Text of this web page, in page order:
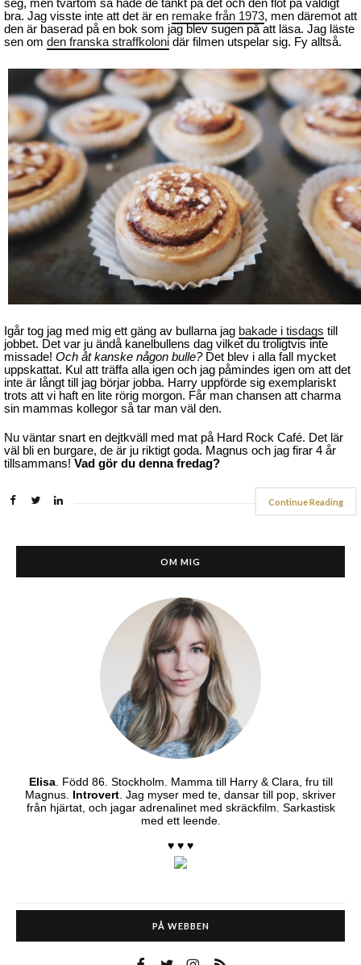
seg, men tvärtom så hade de tänkt på det och den flöt på väldigt
bra. Jag visste inte att det är en remake från 1973, men däremot att
den är baserad på en bok som jag blev sugen på att läsa. Jag läste
sen om den franska straffkoloni där filmen utspelar sig. Fy alltså.
Igår tog jag med mig ett gäng av bullarna jag bakade i tisdags till
jobbet. Det var ju ändå kanelbullens dag vilket du troligtvis inte
missade! Och åt kanske någon bulle?Det blev i alla fall mycket
uppskattat. Kul att träffa alla igen och jag påmindes igen om att det
inte är långt till jag börjar jobba. Harry uppförde sig exemplariskt
trots att vi haft en lite rörig morgon. Får man chansen att charma
sin mammas kollegor så tar man väl den.
Nu väntar snart en dejtkväll med mat på Hard Rock Café. Det lär
väl bli en burgare, de är ju riktigt goda. Magnus och jag firar 4 år
tillsammans! Vad gör du denna fredag?
Continue Reading
OM MIG
Elisa. Född 86. Stockholm. Mamma till Harry & Clara, fru till
Magnus. Introvert . Jag myser med te, dansar till pop, skriver
från hjärtat, och jagar adrenalinet med skräckfilm. Sarkastisk
med ett leende.
♥ ♥ ♥
PÅ WEBBEN